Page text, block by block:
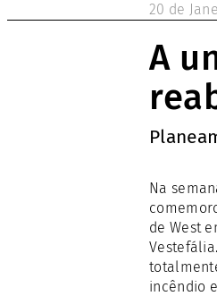
20 de
A
Na
de West
incêndio